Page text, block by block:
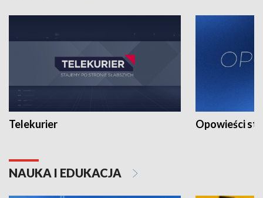
Telekurier Opowieści
NAUKA I EDUKACJA